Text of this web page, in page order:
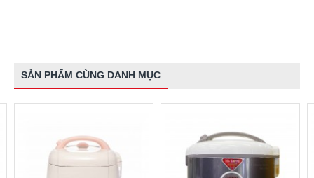
SẢN PHẨM CÙNG DANH MỤC